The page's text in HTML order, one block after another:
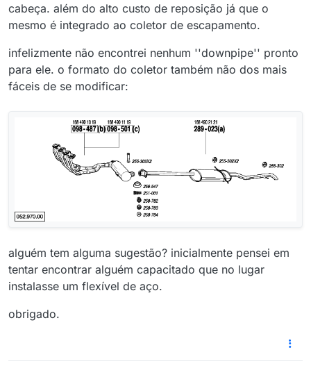
cabeça. além do alto custo de reposição já que o
mesmo é integrado ao coletor de escapamento.
infelizmente não encontrei nenhum ''downpipe'' pronto
para ele. o formato do coletor também não dos mais
fáceis de se modificar:
alguém tem alguma sugestão? inicialmente pensei em
tentar encontrar alguém capacitado que no lugar
instalasse um flexível de aço.
obrigado.